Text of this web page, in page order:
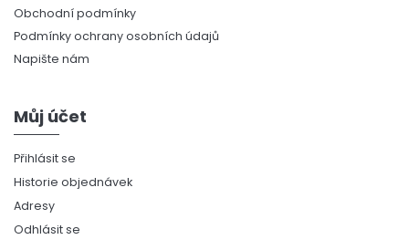
Obchodní podmínky
Podmínky ochrany osobních údajů
Napište nám
Můj účet
Přihlásit se
Historie objednávek
Adresy
Odhlásit se